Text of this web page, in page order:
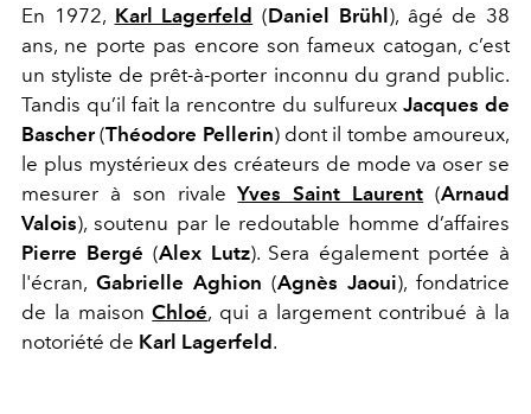
En 1972, Karl Lagerfeld (Daniel Brühl), âgé de 38
ans, ne porte pas encore son fameux catogan, c’est
un styliste de prêt-à-porter inconnu du grand public.
Tandis qu’il fait la rencontre du sulfureux Jacques de
Bascher(Théodore Pellerin) dont il tombe amoureux,
le plus mystérieux des créateurs de mode va oser se
mesurer à son rivaleYves Saint Laurent (Arnaud
Valois), soutenu par le redoutable homme d’affaires
Pierre Bergé (Alex Lutz). Sera également portée à
l'écran, Gabrielle Aghion (Agnès Jaoui), fondatrice
de la maisonChloé, qui a largement contribué à la
notoriété de Karl Lagerfeld.